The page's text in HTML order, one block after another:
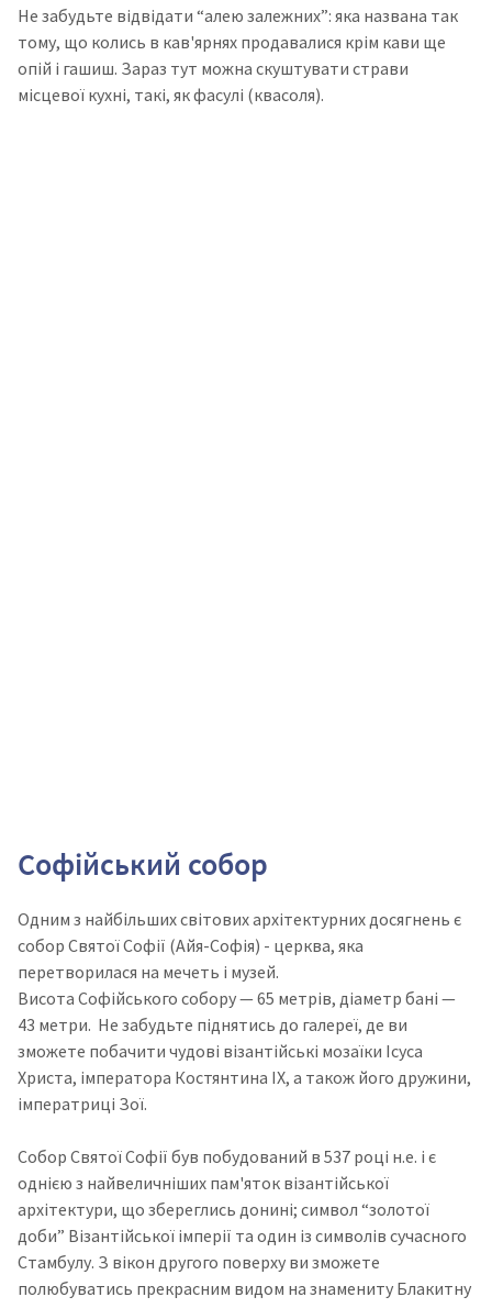
Не забудьте відвідати “алею залежних”: яка названа так
тому, що колись в кав'ярнях продавалися крім кави ще
опій і гашиш. Зараз тут можна скуштувати страви
місцевої кухні, такі, як фасулі (квасоля).
Софійський собор
Одним з найбільших світових архітектурних досягнень є
собор Святої Софії (Айя-Софія) - церква, яка
перетворилася на мечеть і музей.
Висота Софійського собору — 65 метрів, діаметр бані —
43 метри. Не забудьте піднятись до галереї, де ви
зможете побачити чудові візантійські мозаїки Ісуса
Христа, імператора Костянтина IX, а також його дружини,
імператриці Зої.
Собор Святої Софії був побудований в 537 році н.е. і є
однією з найвеличніших пам'яток візантійської
архітектури, що збереглись донині; символ “золотої
доби” Візантійської імперії та один із символів сучасного
Стамбулу. З вікон другого поверху ви зможете
полюбуватись прекрасним видом на знамениту Блакитну